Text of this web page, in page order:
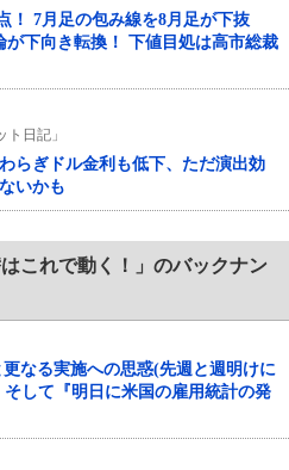
！ 7月足の包み線を8月足が下抜
が下向き転換！ 下値目処は高市総裁
日記」
らぎドル金利も低下、ただ演出効
いかも
これで動く！」のバックナン
なる実施への思惑(先週と週明けに
して『明日に米国の雇用統計の発